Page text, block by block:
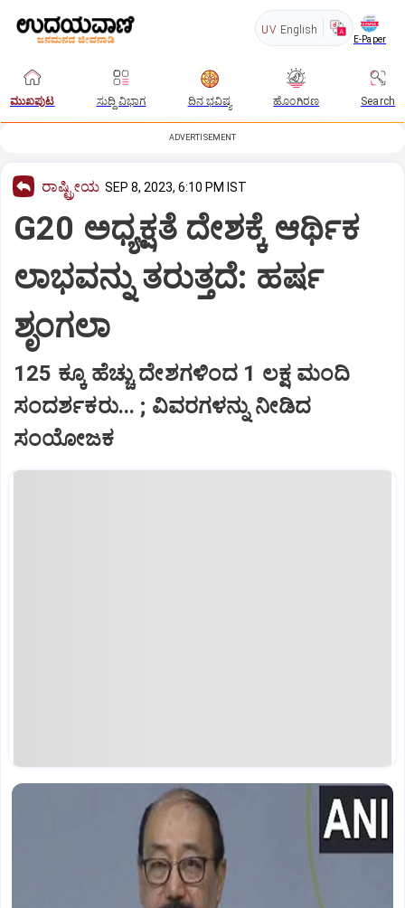
UV English
E-Paper
ಮುಖಪುಟ ಸುದ್ದಿ ವಿಭಾಗ ದಿನ ಭವಿಷ್ಯ ಹೊಂಗಿರಣ Search
ADVERTISEMENT
ರಾಷ್ಟ್ರೀಯ SEP 8, 2023, 6:10 PM IST
G20 ಅಧ್ಯಕ್ಷತೆ ದೇಶಕ್ಕೆ ಆರ್ಥಿಕ
ಲಾಭವನ್ನು ತರುತ್ತದೆ: ಹರ್ಷ
ಶೃಂಗಲಾ
125 ಕ್ಕೂ ಹೆಚ್ಚು ದೇಶಗಳಿಂದ 1 ಲಕ್ಷ ಮಂದಿ
ಸಂದರ್ಶಕರು... ; ವಿವರಗಳನ್ನು ನೀಡಿದ
ಸಂಯೋಜಕ